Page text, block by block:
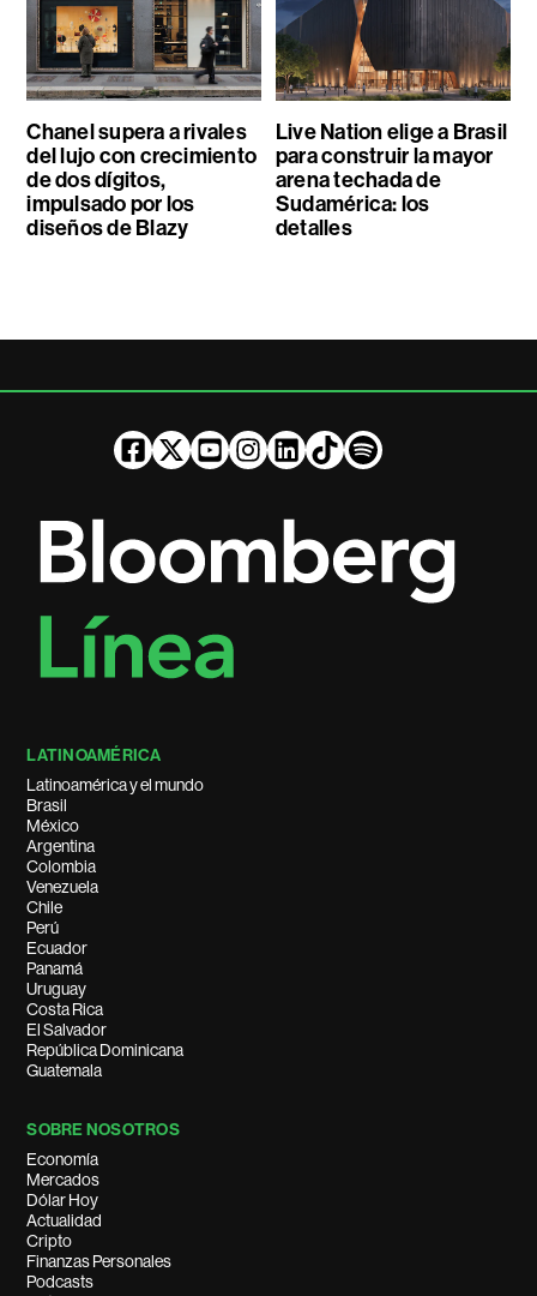
Chanel supera a rivales
del lujo con crecimiento
de dos dígitos,
impulsado por los
diseños de Blazy
Live Nation elige a Brasil
para construir la mayor
arena techada de
Sudamérica: los
detalles
LATINOAMÉRICA
Latinoamérica y el mundo
Brasil
México
Argentina
Colombia
Venezuela
Chile
Perú
Ecuador
Panamá
Uruguay
Costa Rica
El Salvador
República Dominicana
Guatemala
SOBRE NOSOTROS
Economía
Mercados
Dólar Hoy
Actualidad
Cripto
Finanzas Personales
Podcasts